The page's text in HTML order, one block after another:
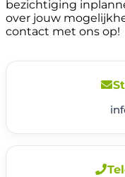
bezichtiging
over jouw
contact met ons op!